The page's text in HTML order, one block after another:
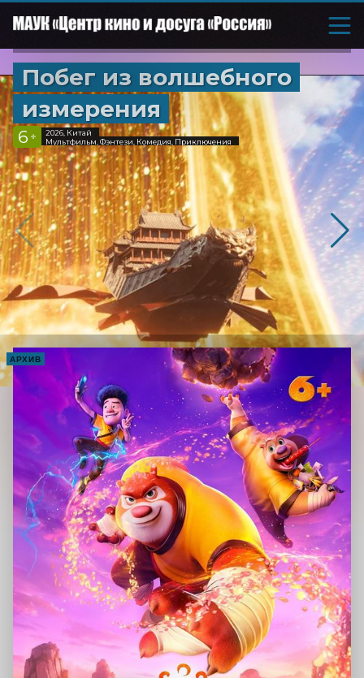
Побег из волшебного
измерения
6 +
2026, Китай
Мультфильм, Фэнтези, Комедия, Приключения
АРХИВ